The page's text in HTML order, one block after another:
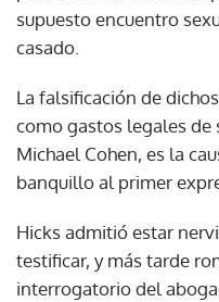
supuesto encuentro
casado.
La falsificación de
como gastos legales de
Michael Cohen, es la
banquillo al primer
Hicks admitió estar
testificar, y más tarde
interrogatorio del